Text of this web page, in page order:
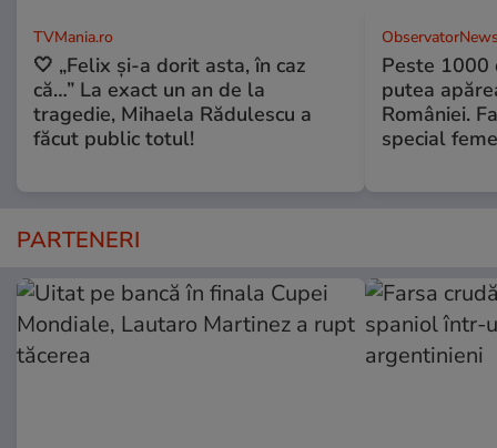
TVMania.ro
🤍 „Felix și-a dorit asta, în caz
că…” La exact un an de la
tragedie, Mihaela Rădulescu a
făcut public totul!
Peste 1000
putea
României.
special
PARTENERI